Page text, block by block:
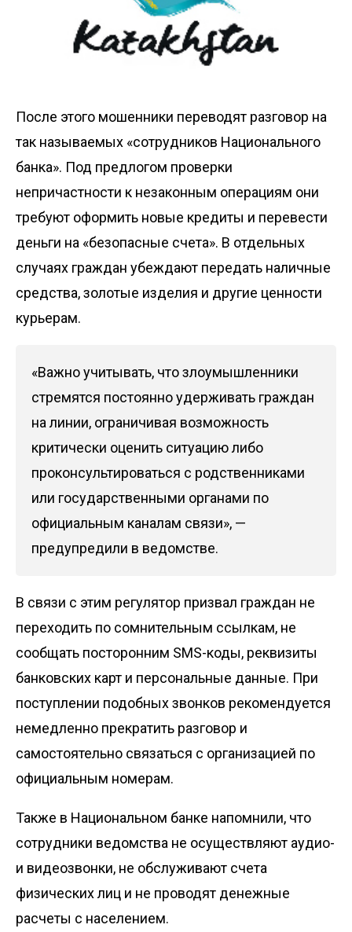
После этого мошенники переводят разговор на
так называемых «сотрудников Национального
банка». Под предлогом проверки
непричастности к незаконным операциям они
требуют оформить новые кредиты и перевести
деньги на «безопасные счета». В отдельных
случаях граждан убеждают передать наличные
средства, золотые изделия и другие ценности
курьерам.
«Важно учитывать, что злоумышленники
стремятся постоянно удерживать граждан
на линии, ограничивая возможность
критически оценить ситуацию либо
проконсультироваться с родственниками
или государственными органами по
официальным каналам связи», —
предупредили в ведомстве.
В связи с этим регулятор призвал граждан не
переходить по сомнительным ссылкам, не
сообщать посторонним SMS-коды, реквизиты
банковских карт и персональные данные. При
поступлении подобных звонков рекомендуется
немедленно прекратить разговор и
самостоятельно связаться с организацией по
официальным номерам.
Также в Национальном банке напомнили, что
сотрудники ведомства не осуществляют аудио-
и видеозвонки, не обслуживают счета
физических лиц и не проводят денежные
расчеты с населением.